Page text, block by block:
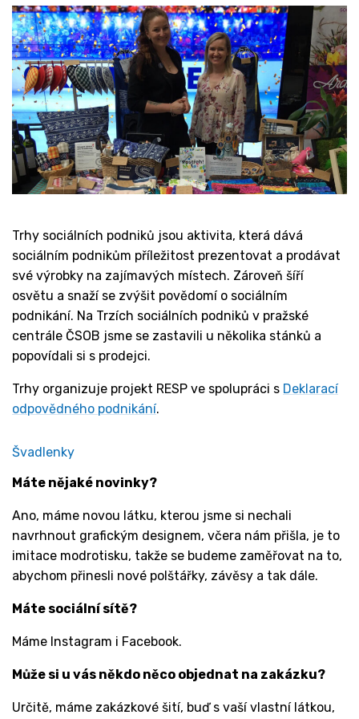
Trhy sociálních podniků jsou aktivita, která dává
sociálním podnikům příležitost prezentovat a prodávat
své výrobky na zajímavých místech. Zároveň šíří
osvětu a snaží se zvýšit povědomí o sociálním
podnikání. Na Trzích sociálních podniků v pražské
centrále ČSOB jsme se zastavili u několika stánků a
popovídali si s prodejci.
Trhy organizuje projekt RESP ve spolupráci s Deklarací
odpovědného podnikání.
Švadlenky
Máte nějaké novinky?
Ano, máme novou látku, kterou jsme si nechali
navrhnout grafickým designem, včera nám přišla, je to
imitace modrotisku, takže se budeme zaměřovat na to,
abychom přinesli nové polštářky, závěsy a tak dále.
Máte sociální sítě?
Máme Instagram i Facebook.
Může si u vás někdo něco objednat na zakázku?
Určitě, máme zakázkové šití, buď s vaší vlastní látkou,